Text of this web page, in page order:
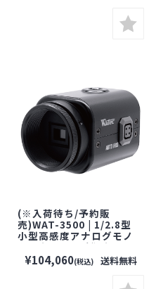
(※入荷待ち/予約販
売)WAT-3500 | 1/2.8型
小型高感度アナログモノ
クロカメラ【防犯カメ
ラ】【監視カメラ】【小
型カメラ】【セキュリティ
ーカメラ】【WATEC】
¥104,060(税込) 送料無料